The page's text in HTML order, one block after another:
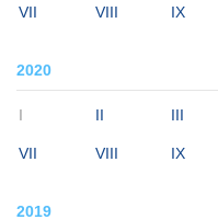
VII VIII IX
2020
I II III
VII VIII IX
2019